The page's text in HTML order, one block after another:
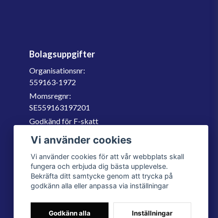
Bolagsuppgifter
Organisationsnr:
559163-1972
Momsregnr:
SE559163197201
Godkänd för F-skatt
060-566 800
Vi använder cookies
Vi använder cookies för att vår webbplats skall
fungera och erbjuda dig bästa upplevelse.
Bekräfta ditt samtycke genom att trycka på
godkänn alla eller anpassa via inställningar
Godkänn alla Inställningar